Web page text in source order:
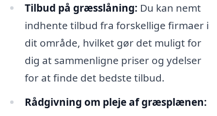
Tilbud på græsslåning: Du kan nemt
indhente tilbud fra forskellige firmaer i
dit område, hvilket gør det muligt for
dig at sammenligne priser og ydelser
for at finde det bedste tilbud.
Rådgivning om pleje af græsplænen: